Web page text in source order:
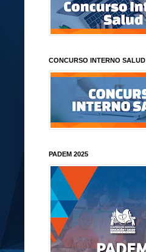
CONCURSO INTERNO SALUD
PADEM 2025